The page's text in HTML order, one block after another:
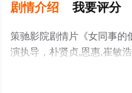
剧情介绍 我要评分
策驰影院剧情片《女同事的
演执导，朴贤贞,恩惠,崔敏
影，手机免费观看高清无删